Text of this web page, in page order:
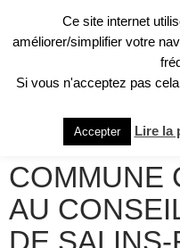
Collectif pour
MOTION
COMMUNE
AU
DE
Ce site internet
améliorer/simplifier votre
Si vous n'acceptez pas
Accepter Lire la